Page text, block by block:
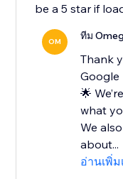
be a 5 star if
OM ทีม
Thank
Google
🌟
what
We
about...
อ่านเพิ่ม